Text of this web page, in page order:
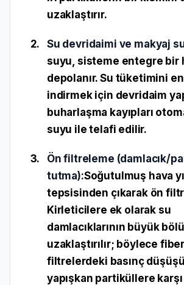
uzaklaştırır.
Su devridaimi ve makyaj
suyu, sisteme entegre bir
depolanır. Su tüketimini
indirmek için devridaim
buharlaşma kayıpları
suyu ile telafi edilir.
Ön filtreleme (damlacık/
tutma):Soğutulmuş hava
tepsisinden çıkarak ön
Kirleticilere ek olarak su
damlacıklarının büyük
uzaklaştırılır; böylece
filtrelerdeki basınç düşüşü
yapışkan partiküllere